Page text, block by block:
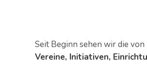
Seit Beginn sehen wir die
Vereine, Initiativen,